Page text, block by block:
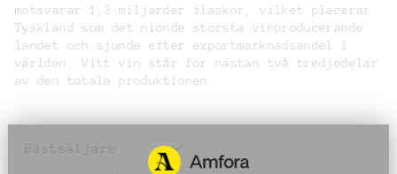
motsvarar 1,3 miljarder flaskor, vilket placerar
Tyskland som det nionde största vinproducerande
landet och sjunde efter exportmarknadsandel i
världen. Vitt vin står för nästan två tredjedelar
av den totala produktionen.